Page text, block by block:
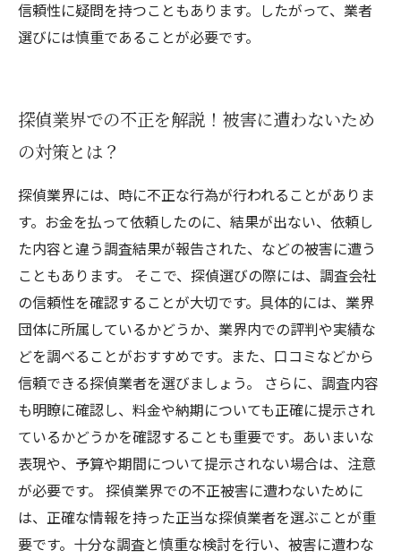
信頼性に疑問を持つこともあります。したがって、業者
選びには慎重であることが必要です。
探偵業界での不正を解説！被害に遭わないため
の対策とは？
探偵業界には、時に不正な行為が行われることがありま
す。お金を払って依頼したのに、結果が出ない、依頼し
た内容と違う調査結果が報告された、などの被害に遭う
こともあります。 そこで、探偵選びの際には、調査会社
の信頼性を確認することが大切です。具体的には、業界
団体に所属しているかどうか、業界内での評判や実績な
どを調べることがおすすめです。また、口コミなどから
信頼できる探偵業者を選びましょう。 さらに、調査内容
も明瞭に確認し、料金や納期についても正確に提示され
ているかどうかを確認することも重要です。あいまいな
表現や、予算や期間について提示されない場合は、注意
が必要です。 探偵業界での不正被害に遭わないために
は、正確な情報を持った正当な探偵業者を選ぶことが重
要です。十分な調査と慎重な検討を行い、被害に遭わな